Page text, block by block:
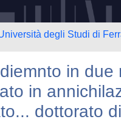
degli Studi di
in
in
dottorato